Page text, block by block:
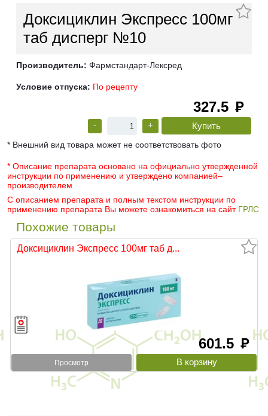
Доксициклин Экспресс 100мг
таб дисперг №10
Производитель: Фармстандарт-Лексред
Условие отпуска: По рецепту
327.5 руб
- +
* Внешний вид товара может не соответствовать фото
* Описание препарата основано на официально утвержденной
инструкции по применению и утверждено компанией–
производителем.
С описанием препарата и полным текстом инструкции по
применению препарата Вы можете ознакомиться на сайт ГРЛС
Похожие товары
Доксициклин Экспресс 100мг таб д...
601.5 руб
Просмотр